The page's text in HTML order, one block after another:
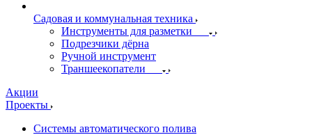
Садовая и коммунальная техника
Инструменты для разметки
Подрезчики дёрна
Ручной инструмент
Траншеекопатели
Акции
Проекты
Системы автоматического полива